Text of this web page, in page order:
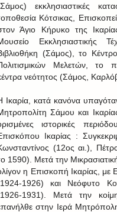
εκκλησιαστικές
Κότσικας,
Άγιο Κήρυκο της
Εκκλησιαστικής
(Σάμος), το
Μελετών, το
νεότητος (Σάμος,
Ικαρία, κατά κανόνα
Σάμου και
ιστορικές
Ικαρίας :
(12ος αι.),
1590). Μετά την
η Επισκοπή Ικαρίας, με
1926) και Νεόφυτο
1931). Μετά την
στην Ιερά